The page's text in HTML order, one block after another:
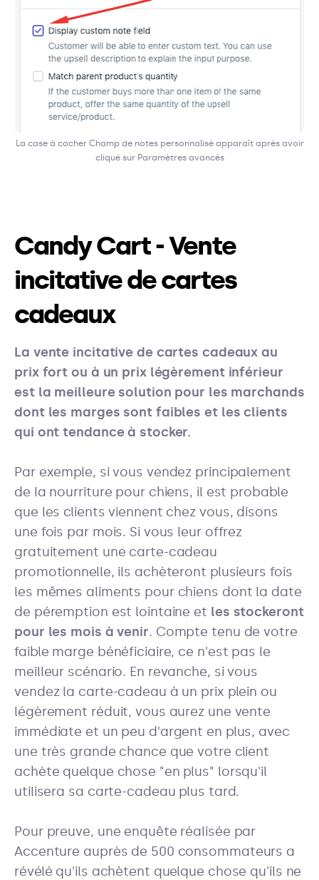
La case à cocher Champ de notes personnalisé apparaît après avoir
cliqué sur Paramètres avancés
Candy Cart - Vente
incitative de cartes
cadeaux
La vente incitative de cartes cadeaux au
prix fort ou à un prix légèrement inférieur
est la meilleure solution pour les marchands
dont les marges sont faibles et les clients
qui ont tendance à stocker.
Par exemple, si vous vendez principalement
de la nourriture pour chiens, il est probable
que les clients viennent chez vous, disons
une fois par mois. Si vous leur offrez
gratuitement une carte-cadeau
promotionnelle, ils achèteront plusieurs fois
les mêmes aliments pour chiens dont la date
de péremption est lointaine et les stockeront
pour les mois à venir. Compte tenu de votre
faible marge bénéficiaire, ce n'est pas le
meilleur scénario. En revanche, si vous
vendez la carte-cadeau à un prix plein ou
légèrement réduit, vous aurez une vente
immédiate et un peu d'argent en plus, avec
une très grande chance que votre client
achète quelque chose "en plus" lorsqu'il
utilisera sa carte-cadeau plus tard.
Pour preuve, une enquête réalisée par
Accenture auprès de 500 consommateurs a
révélé qu'ils achètent quelque chose qu'ils ne